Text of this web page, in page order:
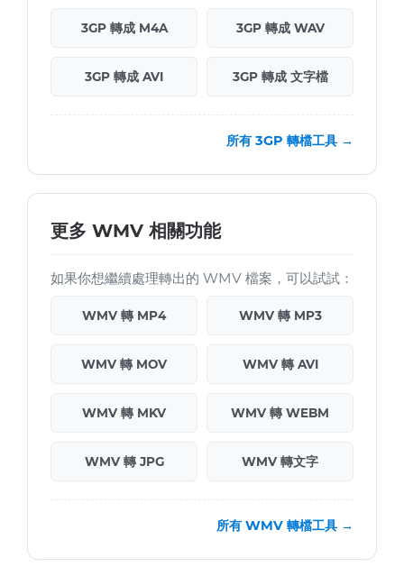
3GP 轉成 M4A 3GP 轉成 WAV
3GP 轉成 AVI 3GP 轉成 文字檔
所有 3GP 轉檔工具 →
更多 WMV 相關功能
如果你想繼續處理轉出的 WMV 檔案，可以試試：
WMV 轉 MP4 WMV 轉 MP3
WMV 轉 MOV WMV 轉 AVI
WMV 轉 MKV WMV 轉 WEBM
WMV 轉 JPG WMV 轉文字
所有 WMV 轉檔工具 →